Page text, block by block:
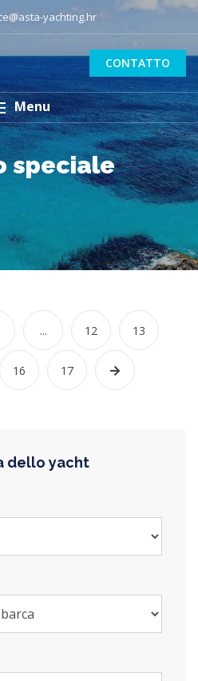
yachting.hr
CONTATTO
Menu
speciale
... 12 13
16 17
dello yacht